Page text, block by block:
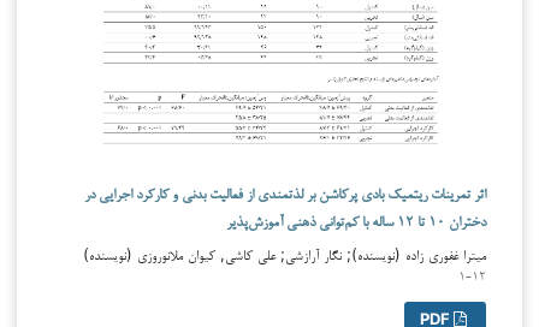
اثر تمرینات ریتمیک بادی پرکاشن بر لذتمندی از فعالیت بدنی و کارکرد اجرایی در
دختران ۱۰ تا ۱۲ ساله با کم‌توانی ذهنی آموزش‌پذیر
میترا غفوری زاده (نویسنده); نگار آرازشی; علی کاشی, کیوان ملانوروزی (نویسنده)
۱-۱۲